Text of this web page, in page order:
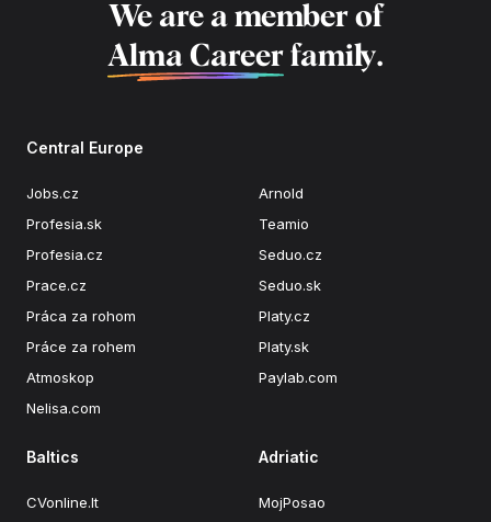
We are a member of
Alma Career family.
Central Europe
Jobs.cz
Profesia.sk
Profesia.cz
Prace.cz
Práca za rohom
Práce za rohem
Atmoskop
Nelisa.com
Arnold
Teamio
Seduo.cz
Seduo.sk
Platy.cz
Platy.sk
Paylab.com
Baltics
CVonline.lt
Adriatic
MojPosao